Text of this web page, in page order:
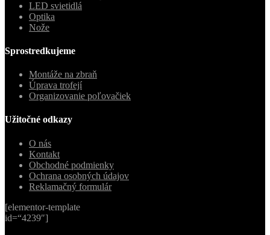
LED svietidlá
Optika
Nože
Sprostredkujeme
Montáže na zbraň
Úprava trofejí
Organizovanie poľovačiek
Užitočné odkazy
O nás
Kontakt
Obchodné podmienky
Ochrana osobných údajov
Reklamačný formulár
[elementor-template
id=“4239″]